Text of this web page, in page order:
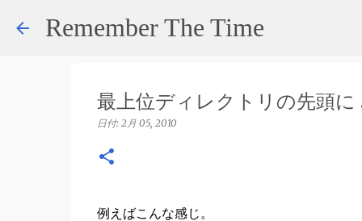
Remember The Time
最上位ディレクトリの先頭
日付: 2月 05, 2010
例えばこんな感じ。